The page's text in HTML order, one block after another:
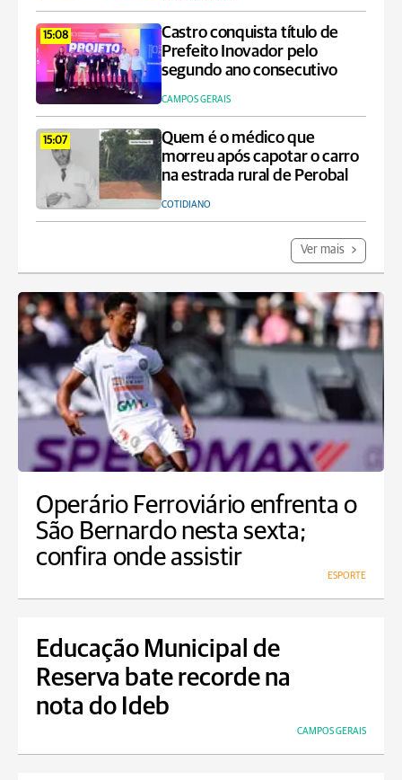
15:08
Castro conquista título de
Prefeito Inovador pelo
segundo ano consecutivo
CAMPOS GERAIS
15:07
Quem é o médico que
morreu após capotar o carro
na estrada rural de Perobal
COTIDIANO
Ver mais
Operário Ferroviário enfrenta o
São Bernardo nesta sexta;
confira onde assistir
ESPORTE
Educação Municipal de
Reserva bate recorde na
nota do Ideb
CAMPOS GERAIS